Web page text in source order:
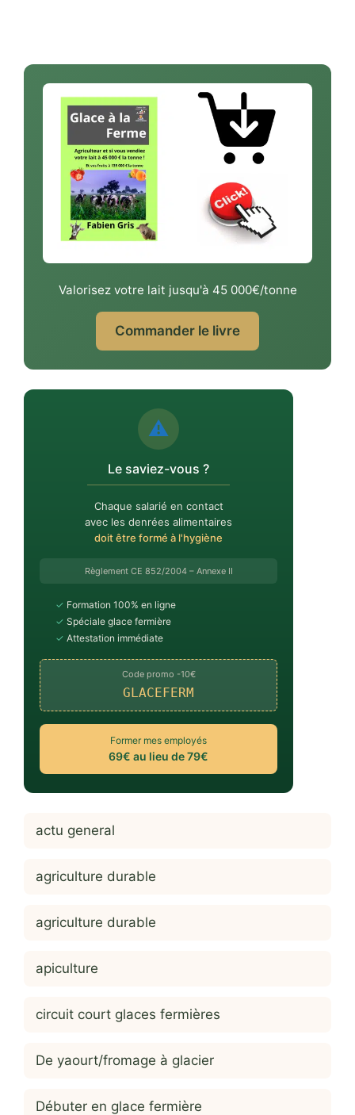
Valorisez votre lait jusqu'à 45 000€/tonne
Commander le livre
⚠️
Le saviez-vous ?
Chaque salarié en contact
avec les denrées alimentaires
doit être formé à l'hygiène
Règlement CE 852/2004 – Annexe II
✓ Formation 100% en ligne
✓ Spéciale glace fermière
✓ Attestation immédiate
Code promo -10€
GLACEFERM
Former mes employés
69€ au lieu de 79€
actu general
agriculture durable
agriculture durable
apiculture
circuit court glaces fermières
De yaourt/fromage à glacier
Débuter en glace fermière